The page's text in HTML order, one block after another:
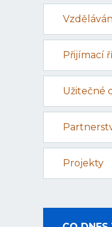
Přijímací
Užitečné
Projekty